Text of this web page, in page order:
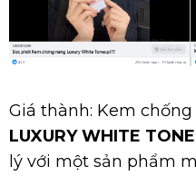
Giá thành: Kem
LUXURY WHITE
lý với một sản phẩm